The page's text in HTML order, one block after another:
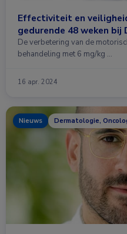
Effectiviteit en
gedurende 48 weken bij
De verbetering van de
behandeling met 6 mg/kg …
16 apr. 2024
Nieuws Dermatologie,